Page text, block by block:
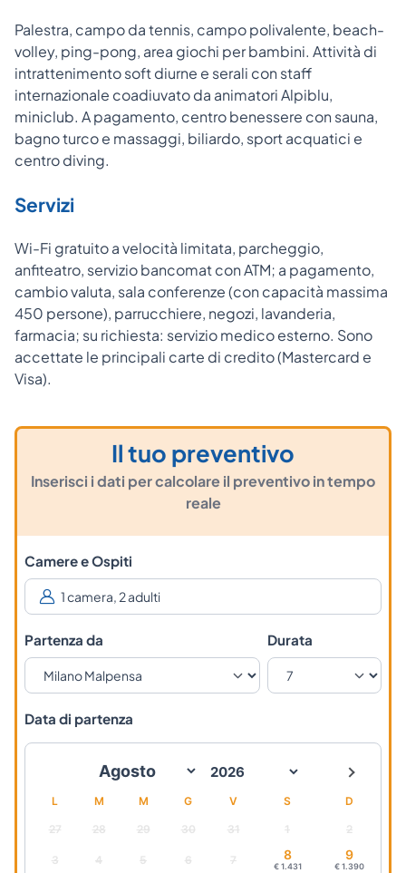
Palestra, campo da tennis, campo polivalente, beach-
volley, ping-pong, area giochi per bambini. Attività di
intrattenimento soft diurne e serali con staff
internazionale coadiuvato da animatori Alpiblu,
miniclub. A pagamento, centro benessere con sauna,
bagno turco e massaggi, biliardo, sport acquatici e
centro diving.
Servizi
Wi-Fi gratuito a velocità limitata, parcheggio,
anfiteatro, servizio bancomat con ATM; a pagamento,
cambio valuta, sala conferenze (con capacità massima
450 persone), parrucchiere, negozi, lavanderia,
farmacia; su richiesta: servizio medico esterno. Sono
accettate le principali carte di credito (Mastercard e
Visa).
Il tuo preventivo
Inserisci i dati per calcolare il preventivo in tempo
reale
Camere e Ospiti
Partenza da Durata
Data di partenza
L M M G V S D
27 28 29 30 31 1 2
3 4 5 6 7 8
€ 1.431
9
€ 1.390